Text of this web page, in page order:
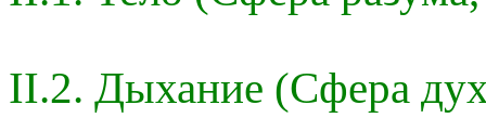
II.2. Дыхание (Сфера